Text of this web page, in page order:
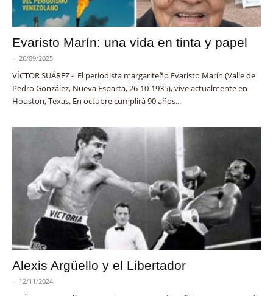
Evaristo Marín: una vida en tinta y papel
- 26/09/2025
VÍCTOR SUÁREZ - El periodista margariteño Evaristo Marín (Valle de
Pedro González, Nueva Esparta, 26-10-1935), vive actualmente en
Houston, Texas. En octubre cumplirá 90 años...
Alexis Argüello y el Libertador
- 12/11/2024